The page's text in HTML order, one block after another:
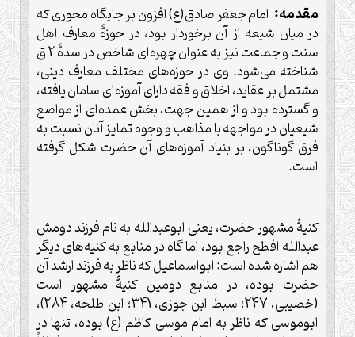
مقدمه: امام جعفر صادق(ع) افزون بر جايگاه محوری که
در ميان شيعه از آن برخوردار بود، در حوزۀ معارف اهل
سنت و جماعت نيز به عنوان چهره‌ای شاخص در سدۀ 2 ق
شناخته می‌شود. وی در حوزه‌های مختلف معارف دينی،
مشتمل بر عقايد، اخلاق و فقه دارای آموزه‌ای سامان يافته،
و گسترده بود و از همين جهت، بخش عمده‌ای از مواضع
شيعيان در مواجهه با مذاهب و وجوه تمايز آنان نسبت به
فرق گوناگون، بر بنياد آموزه‌های آن حضرت شکل گرفته
است.
کنيۀ مشهور حضرت، يعنی ابوعبدالله به نام فرزند دومش
عبدالله افطح راجع بود، اما گاه در منابع به کنيه‌های ديگر
هم اشاره شده است: ابواسماعيل که ناظر به فرزند ارشد آن
حضرت بوده، در منابع دومين کنيۀ مشهور است
(خصيبی، 247؛ سبط ابن جوزی، 341؛ ابن طلحه، 284)،
ابوموسى که ناظر به امام موسى کاظم (ع) بوده، تنها در